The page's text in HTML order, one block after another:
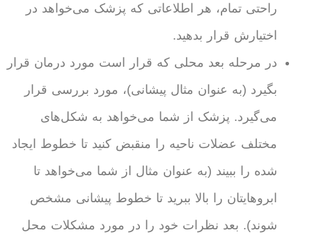
راحتی تمام، هر اطلاعاتی که پزشک می‌خواهد در
اختیارش قرار بدهید.
در مرحله بعد محلی که قرار است مورد درمان قرار
بگیرد (به عنوان مثال پیشانی)، مورد بررسی قرار
می‌گیرد. پزشک از شما می‌خواهد به شکل‌های
مختلف عضلات ناحیه را منقبض کنید تا خطوط ایجاد
شده را ببیند (به عنوان مثال از شما می‌خواهد تا
ابروهایتان را بالا ببرید تا خطوط پیشانی مشخص
شوند). بعد نظرات خود را در مورد مشکلات محل